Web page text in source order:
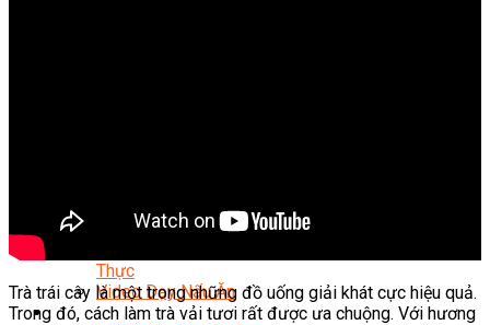
Khởi Sự Kinh Doanh Ngành F&B
Khởi Sự Kinh Doanh Nhà Hàng
Thực
Video Dạy Nấu Ăn
Pha Chế
Trà trái cây là một trong những đồ uống giải khát cực hiệu quả.
Trong đó, cách làm trà vải tươi rất được ưa chuộng. Với hương